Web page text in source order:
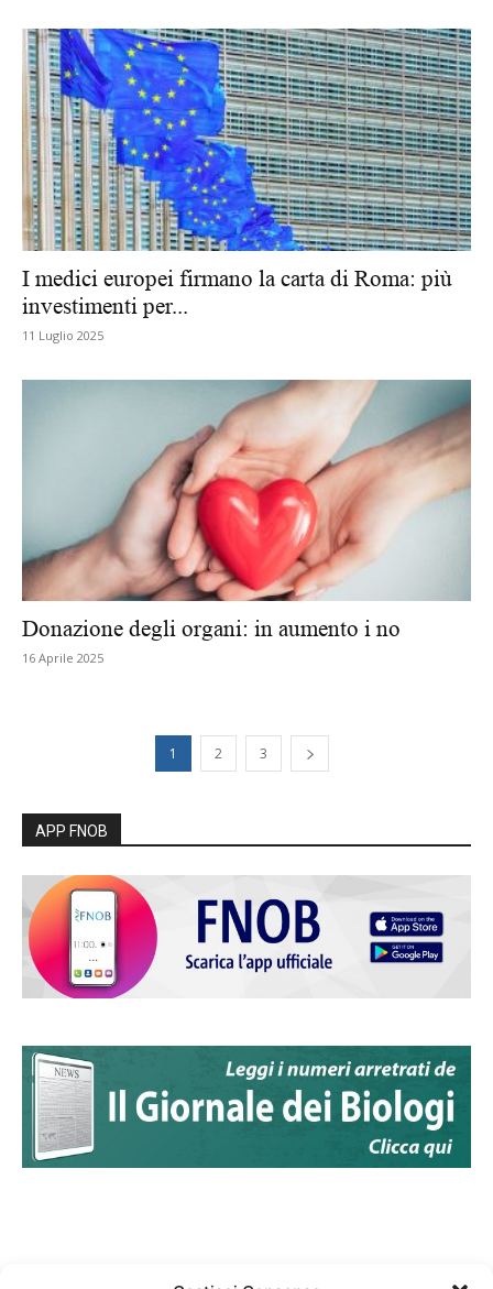
I medici europei firmano la carta di Roma: più
investimenti per...
11 Luglio 2025
Donazione degli organi: in aumento i no
16 Aprile 2025
1 2 3
APP FNOB